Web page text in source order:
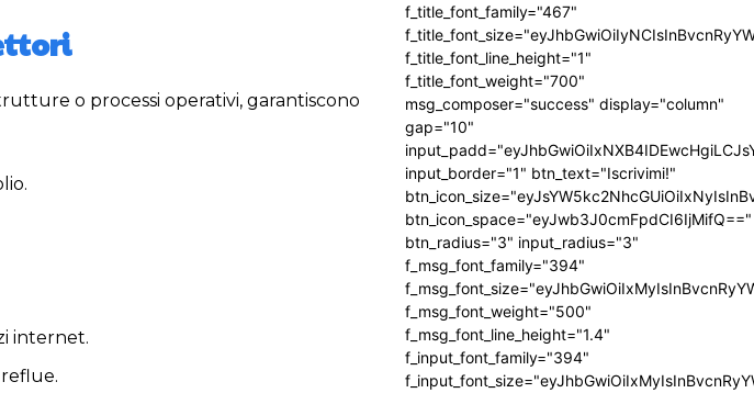
o processi operativi, garantiscono
internet.
f_title_font_family="467"
f_title_font_line_height="1"
f_title_font_weight="700"
msg_composer="success" display="column"
gap="10"
input_border="1" btn_text="Iscrivimi!"
btn_icon_space="eyJwb3J0cmFpdCI6IjMifQ=="
btn_radius="3" input_radius="3"
f_msg_font_family="394"
f_msg_font_weight="500"
f_msg_font_line_height="1.4"
f_input_font_family="394"